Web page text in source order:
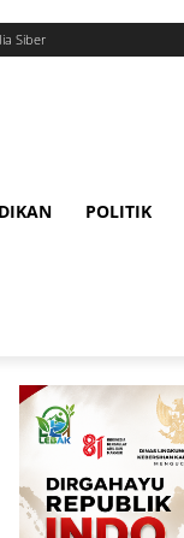
Siber
POLITIK